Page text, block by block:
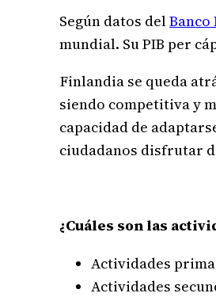
Según datos delBanco
mundial. Su PIB per
Finlandia se queda
siendo competitiva y
capacidad de
ciudadanos disfrutar
¿Cuáles son las
Actividades
Actividades